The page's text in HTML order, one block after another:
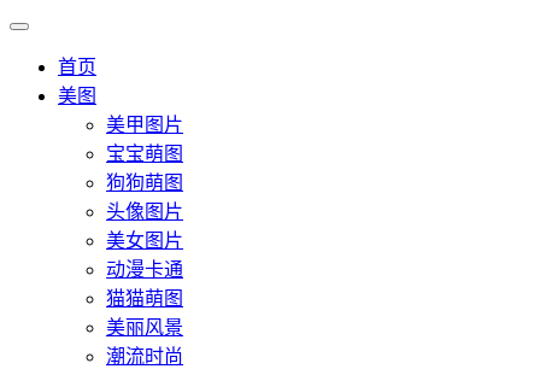
首页
美图
美甲图片
宝宝萌图
狗狗萌图
头像图片
美女图片
动漫卡通
猫猫萌图
美丽风景
潮流时尚